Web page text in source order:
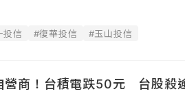
投信 #復華投信 #玉山投信
營商！台積電跌50元 台股殺